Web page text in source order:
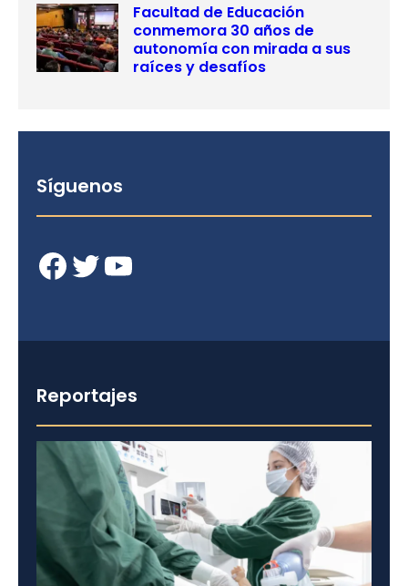
Facultad de Educación
conmemora 30 años de
autonomía con mirada a sus
raíces y desafíos
Síguenos
Facebook Twitter YouTube
Reportajes